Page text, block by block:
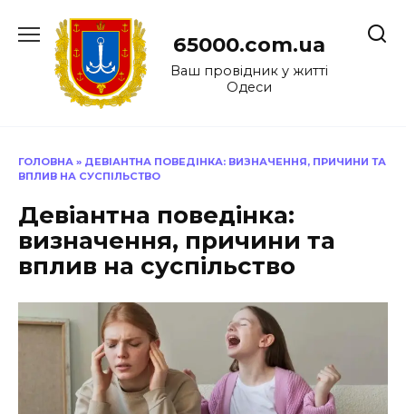
до
65000.com.ua
Ваш провідник у житті
Одеси
ГОЛОВНА » ДЕВІАНТНА ПОВЕДІНКА: ВИЗНАЧЕННЯ, ПРИЧИНИ ТА
ВПЛИВ НА СУСПІЛЬСТВО
Девіантна поведінка:
визначення, причини та
вплив на суспільство